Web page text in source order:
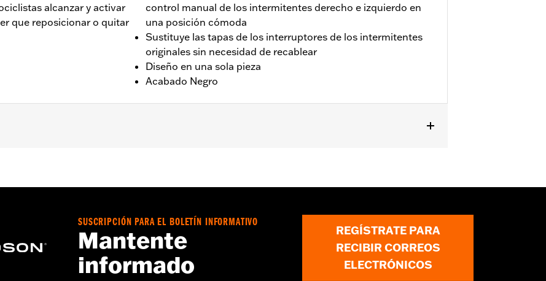
alcanzar y activar
que reposicionar o quitar
control manual de los intermitentes derecho e izquierdo en
una posición cómoda
Sustituye las tapas de los interruptores de los intermitentes
originales sin necesidad de recablear
Diseño en una sola pieza
Acabado Negro
SUSCRIPCIÓN PARA EL BOLETÍN INFORMATIVO
Mantente
informado
REGÍSTRATE PARA
RECIBIR CORREOS
ELECTRÓNICOS